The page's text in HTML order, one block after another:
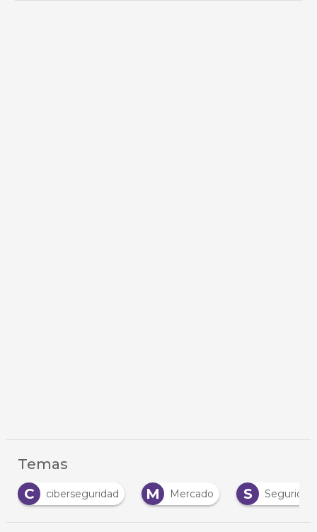
Temas
C
ciberseguridad M Mercado S Seguridad